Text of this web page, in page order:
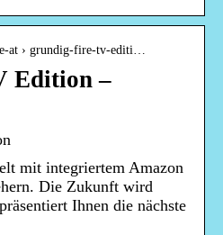
at › grundig-fire-tv-editi…
Edition –
mit integriertem Amazon
Die Zukunft wird
Ihnen die nächste